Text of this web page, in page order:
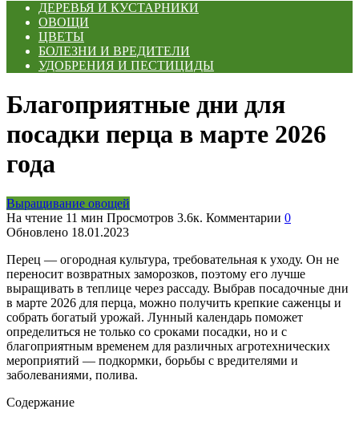
ДЕРЕВЬЯ И КУСТАРНИКИ
ОВОЩИ
ЦВЕТЫ
БОЛЕЗНИ И ВРЕДИТЕЛИ
УДОБРЕНИЯ И ПЕСТИЦИДЫ
Благоприятные дни для
посадки перца в марте 2026
года
Выращивание овощей
На чтение 11 мин Просмотров 3.6к. Комментарии 0
Обновлено 18.01.2023
Перец — огородная культура, требовательная к уходу. Он не
переносит возвратных заморозков, поэтому его лучше
выращивать в теплице через рассаду. Выбрав посадочные дни
в марте 2026 для перца, можно получить крепкие саженцы и
собрать богатый урожай. Лунный календарь поможет
определиться не только со сроками посадки, но и с
благоприятным временем для различных агротехнических
мероприятий — подкормки, борьбы с вредителями и
заболеваниями, полива.
Содержание